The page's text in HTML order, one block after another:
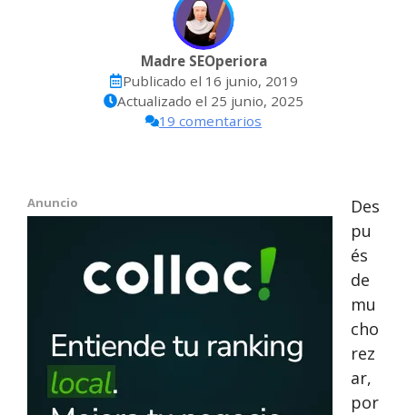
Madre SEOperiora
Publicado el 16 junio, 2019
Actualizado el 25 junio, 2025
19 comentarios
Anuncio
Des
pu
és
de
mu
cho
rez
ar,
por